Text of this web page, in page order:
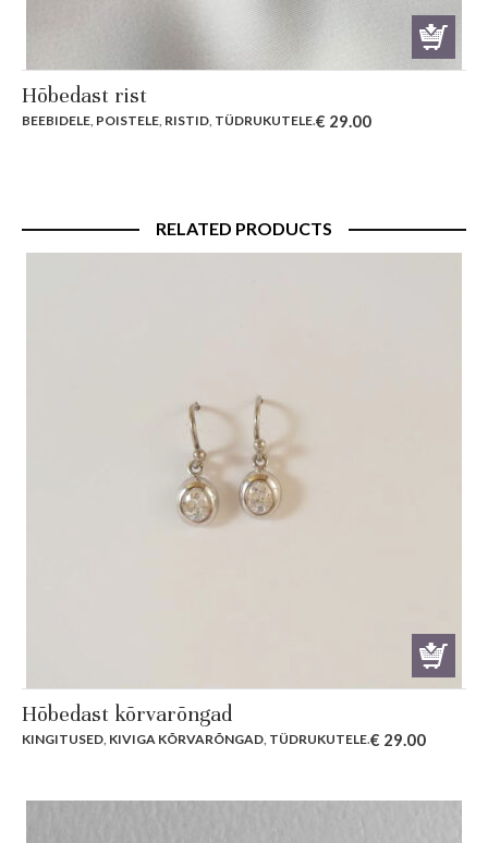
Hõbedast rist
BEEBIDELE, POISTELE, RISTID, TÜDRUKUTELE.€ 29.00
RELATED PRODUCTS
Hõbedast kõrvarõngad
KINGITUSED KIVIGA KÕRVARÕNGAD TÜDRUKUTELE.€ 29.00